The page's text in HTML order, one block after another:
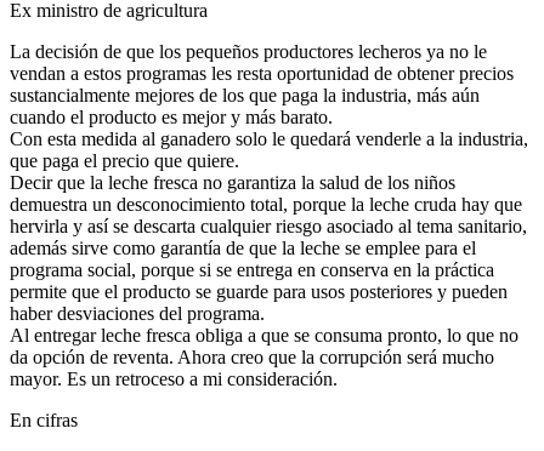
Ex ministro de agricultura
La decisión de que los pequeños productores lecheros ya no le
vendan a estos programas les resta oportunidad de obtener precios
sustancialmente mejores de los que paga la industria, más aún
cuando el producto es mejor y más barato.
Con esta medida al ganadero solo le quedará venderle a la industria,
que paga el precio que quiere.
Decir que la leche fresca no garantiza la salud de los niños
demuestra un desconocimiento total, porque la leche cruda hay que
hervirla y así se descarta cualquier riesgo asociado al tema sanitario,
además sirve como garantía de que la leche se emplee para el
programa social, porque si se entrega en conserva en la práctica
permite que el producto se guarde para usos posteriores y pueden
haber desviaciones del programa.
Al entregar leche fresca obliga a que se consuma pronto, lo que no
da opción de reventa. Ahora creo que la corrupción será mucho
mayor. Es un retroceso a mi consideración.
En cifras